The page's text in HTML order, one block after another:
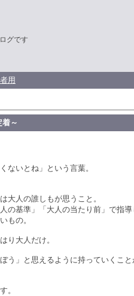
グです
用
～
ないとね」という言葉。
大人の誰しもが思うこと。
の基準」「大人の当たり前」で指導
もの。
り大人だけ。
う」と思えるように持っていくこと
。